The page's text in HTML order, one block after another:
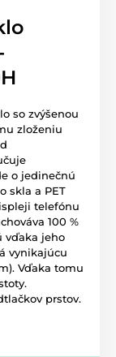
so zvýšenou
zloženiu
o jedinečnú
skla a PET
telefónu
100 %
vďaka jeho
vynikajúcu
Vďaka tomu
prstov.